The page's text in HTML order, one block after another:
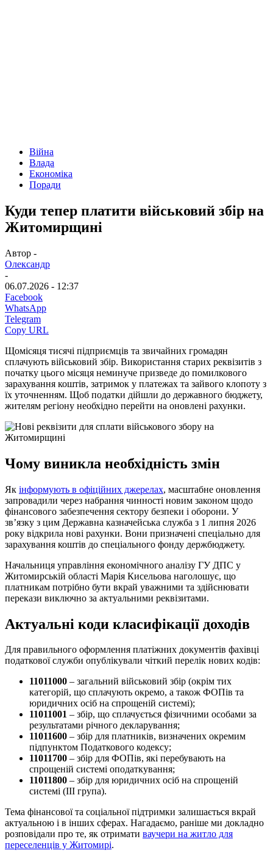
Війна
Влада
Економіка
Поради
Куди тепер платити військовий збір на
Житомирщині
Автор -
Олександр
-
06.07.2026 - 12:37
Facebook
WhatsApp
Telegram
Copy URL
Щомісяця тисячі підприємців та звичайних громадян
сплачують військовий збір. Використання старих реквізитів з
початку цього місяця неминуче призведе до помилкового
зарахування коштів, затримок у платежах та зайвого клопоту з
їх уточненням. Щоб податки дійшли до державного бюджету,
жителям регіону необхідно перейти на оновлені рахунки.
Чому виникла необхідність змін
Як інформують в офіційних джерелах, масштабне оновлення
запровадили через набрання чинності новим законом щодо
фінансового забезпечення сектору безпеки і оборони. У
зв’язку з цим Державна казначейська служба з 1 липня 2026
року відкрила нові рахунки. Вони призначені спеціально для
зарахування коштів до спеціального фонду держбюджету.
Начальниця управління економічного аналізу ГУ ДПС у
Житомирській області Марія Кисельова наголошує, що
платникам потрібно бути вкрай уважними та здійснювати
перекази виключно за актуальними реквізитами.
Актуальні коди класифікації доходів
Для правильного оформлення платіжних документів фахівці
податкової служби опублікували чіткий перелік нових кодів:
11011000 – загальний військовий збір (окрім тих
категорій, що сплачують окремо, а також ФОПів та
юридичних осіб на спрощеній системі);
11011001 – збір, що сплачується фізичними особами за
результатами річного декларування;
11011600 – збір для платників, визначених окремим
підпунктом Податкового кодексу;
11011700 – збір для ФОПів, які перебувають на
спрощеній системі оподаткування;
11011800 – збір для юридичних осіб на спрощеній
системі (ІІІ група).
Тема фінансової та соціальної підтримки залишається вкрай
актуальною і в інших сферах. Нагадаємо, раніше ми докладно
розповідали про те, як отримати ваучери на житло для
переселенців у Житомирі.